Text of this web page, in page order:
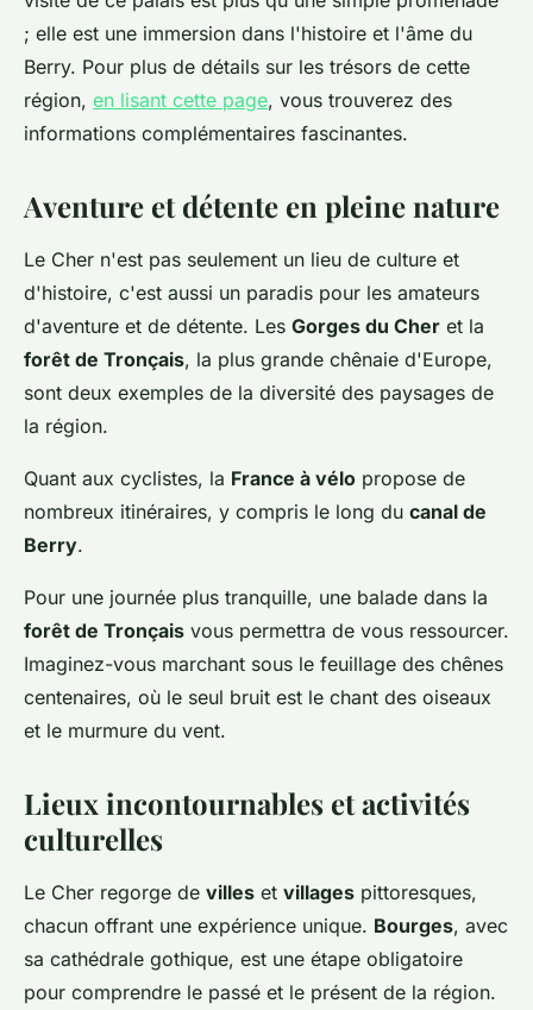
; elle est une immersion dans l'histoire et l'âme du
Berry. Pour plus de détails sur les trésors de cette
région, en lisant cette page, vous trouverez des
informations complémentaires fascinantes.
Aventure et détente en pleine nature
Le Cher n'est pas seulement un lieu de culture et
d'histoire, c'est aussi un paradis pour les amateurs
d'aventure et de détente. Les Gorges du Cher et la
forêt de Tronçais, la plus grande chênaie d'Europe,
sont deux exemples de la diversité des paysages de
la région.
Quant aux cyclistes, la France à vélo propose de
nombreux itinéraires, y compris le long du canal de
Berry.
Pour une journée plus tranquille, une balade dans la
forêt de Tronçais vous permettra de vous ressourcer.
Imaginez-vous marchant sous le feuillage des chênes
centenaires, où le seul bruit est le chant des oiseaux
et le murmure du vent.
Lieux incontournables et activités
culturelles
Le Cher regorge de villes et villages pittoresques,
chacun offrant une expérience unique. Bourges, avec
sa cathédrale gothique, est une étape obligatoire
pour comprendre le passé et le présent de la région.